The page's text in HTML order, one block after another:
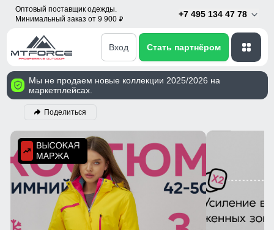
Оптовый поставщик одежды.
Минимальный заказ от 9 900 p
+7 495 134 47 78
Вход Стать партнёром
Мы не продаем новые коллекции 2025/2026 на
маркетплейсах.
Поделиться